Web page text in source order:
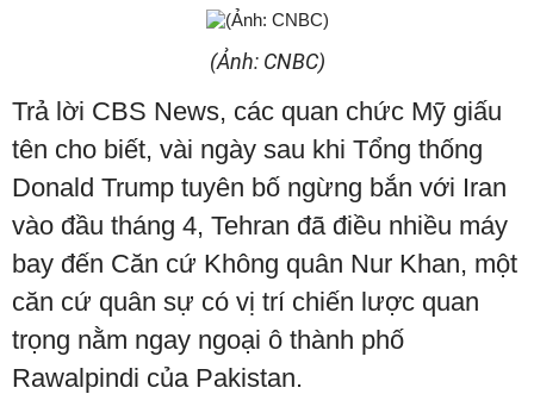
(Ảnh: CNBC)
Trả lời CBS News, các quan chức Mỹ giấu
tên cho biết, vài ngày sau khi Tổng thống
Donald Trump tuyên bố ngừng bắn với Iran
vào đầu tháng 4, Tehran đã điều nhiều máy
bay đến Căn cứ Không quân Nur Khan, một
căn cứ quân sự có vị trí chiến lược quan
trọng nằm ngay ngoại ô thành phố
Rawalpindi của Pakistan.